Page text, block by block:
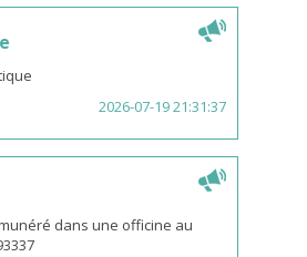
2026-07-19 21:31:37
dans une officine au